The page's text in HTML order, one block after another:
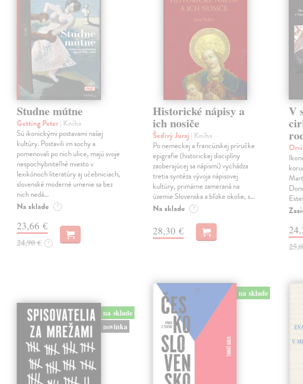
Studne mútne
Getting Peter| Kniha
Sú ikonickými postavami našej
kultúry. Postavili im sochy a
pomenovali po nich ulice, majú svoje
nespochybniteľné miesto v
lexikónoch literatúry aj učebniciach,
slovenské moderné umenie sa bez
nich nedá…
Na sklade ?
23,66 €
24,90 € ?
Historické nápisy a
ich nosiče
Šedivý Juraj | Kniha
Po nemeckej a francúzskej príručke
epigrafie (historickej disciplíny
zaoberajúcej sa nápismi) vychádza
tretia syntéza vývoja nápisovej
kultúry, primárne zameraná na
územie Slovenska a blízke okolie, s…
Na sklade ?
28,30 €
V
na sklade
novinka
na sklade